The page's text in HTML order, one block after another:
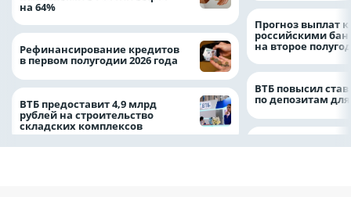
на 64%
Рефинансирование кредитов
в первом полугодии 2026 года
ВТБ предоставит 4,9 млрд
рублей на строительство
складских комплексов
Прогноз выплат
российскими
на второе
ВТБ повысил
по депозитам